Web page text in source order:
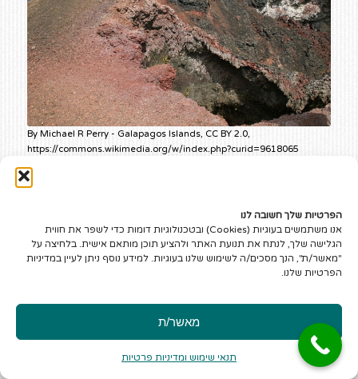
הפרטיות שלך חשובה לנו
אנו משתמשים בעוגיות (Cookies) ובטכנולוגיות דומות כדי לשפר את חווית
הגלישה שלך, לנתח את תנועת האתר ולהציע תוכן מותאם אישית. בלחיצה על
"מאשר/ת", הנך מסכים/ה לשימוש שלנו בעוגיות. למידע נוסף ניתן לעיין במדיניות
הפרטיות שלנו.
מאשר/ת
תנאי שימוש ומדיניות פרטיות
By Michael R Perry - Galapagos Islands, CC BY 2.0,
https://commons.wikimedia.org/w/index.php?curid=9618065